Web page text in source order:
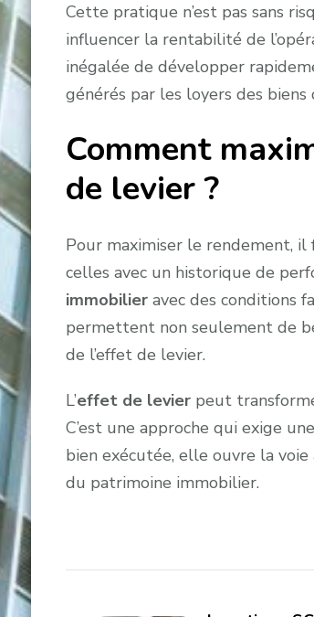
Cette pratique n’est pas sans
influencer la rentabilité de
inégalée de développer
générés par les loyers des biens
Comment
de levier ?
Pour maximiser le rendement, il
celles avec un historique de
immobilieravec des conditions
permettent non seulement de
de l’effet de levier.
L’effet de levierpeut
C’est une approche qui exige
bien exécutée, elle ouvre la
du patrimoine immobilier.